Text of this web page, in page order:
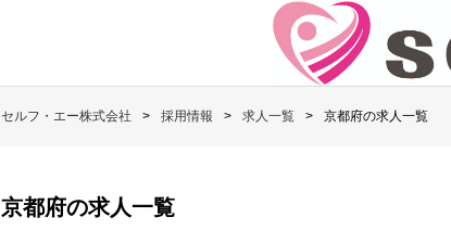
セルフ・エー株式会社 採用情報 求人一覧 京都府の求人一覧
京都府の求人一覧